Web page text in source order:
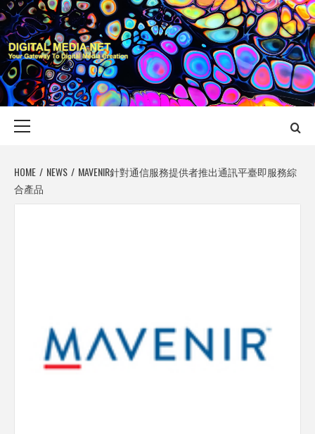
Skip
to
content
DIGITAL MEDIA
YOUR GATEWAY TO DIGITAL MEDIA CREATION
HOME NEWS
MAVENIR針對通信服務提供者推出通訊平臺即服務綜
合產品